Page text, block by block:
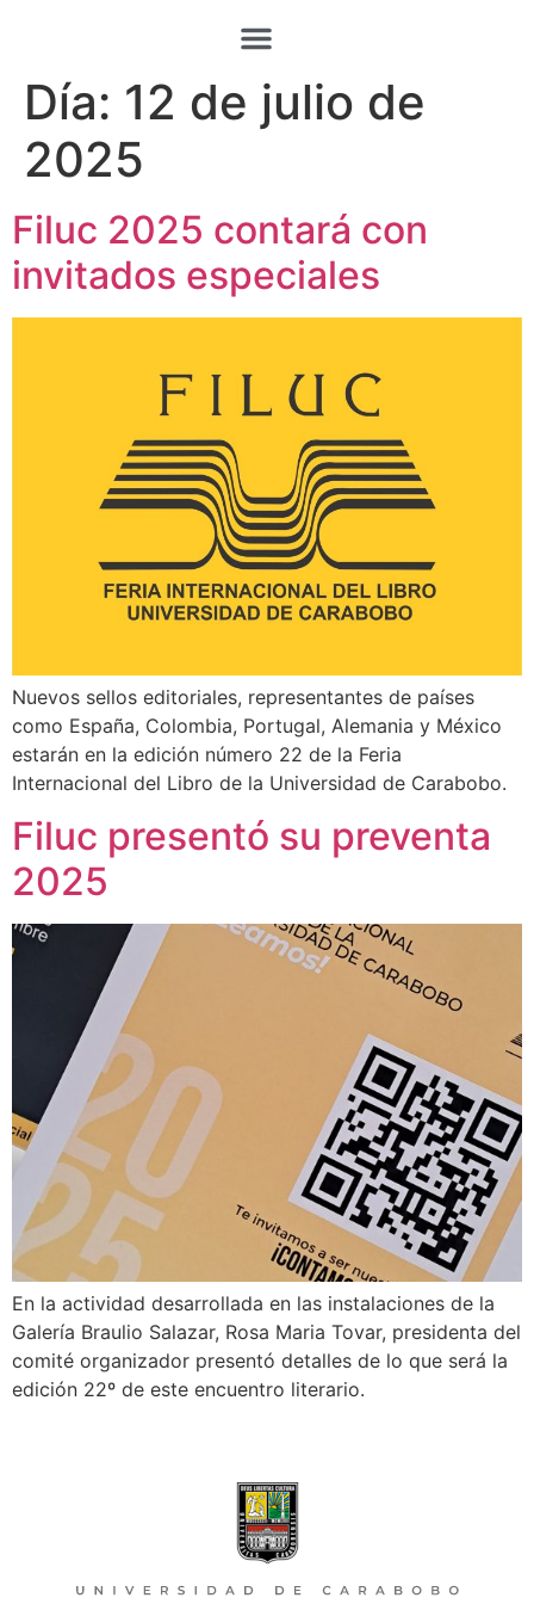
Día: 12 de julio de
2025
Filuc 2025 contará con
invitados especiales
Nuevos sellos editoriales, representantes de países
como España, Colombia, Portugal, Alemania y México
estarán en la edición número 22 de la Feria
Internacional del Libro de la Universidad de Carabobo.
Filuc presentó su preventa
2025
En la actividad desarrollada en las instalaciones de la
Galería Braulio Salazar, Rosa Maria Tovar, presidenta del
comité organizador presentó detalles de lo que será la
edición 22º de este encuentro literario.